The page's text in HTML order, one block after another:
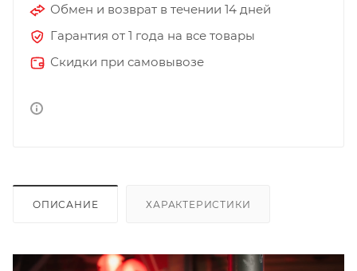
Обмен и возврат в течении 14 дней
Гарантия от 1 года на все товары
Скидки при самовывозе
ОПИСАНИЕ ХАРАКТЕРИСТИКИ